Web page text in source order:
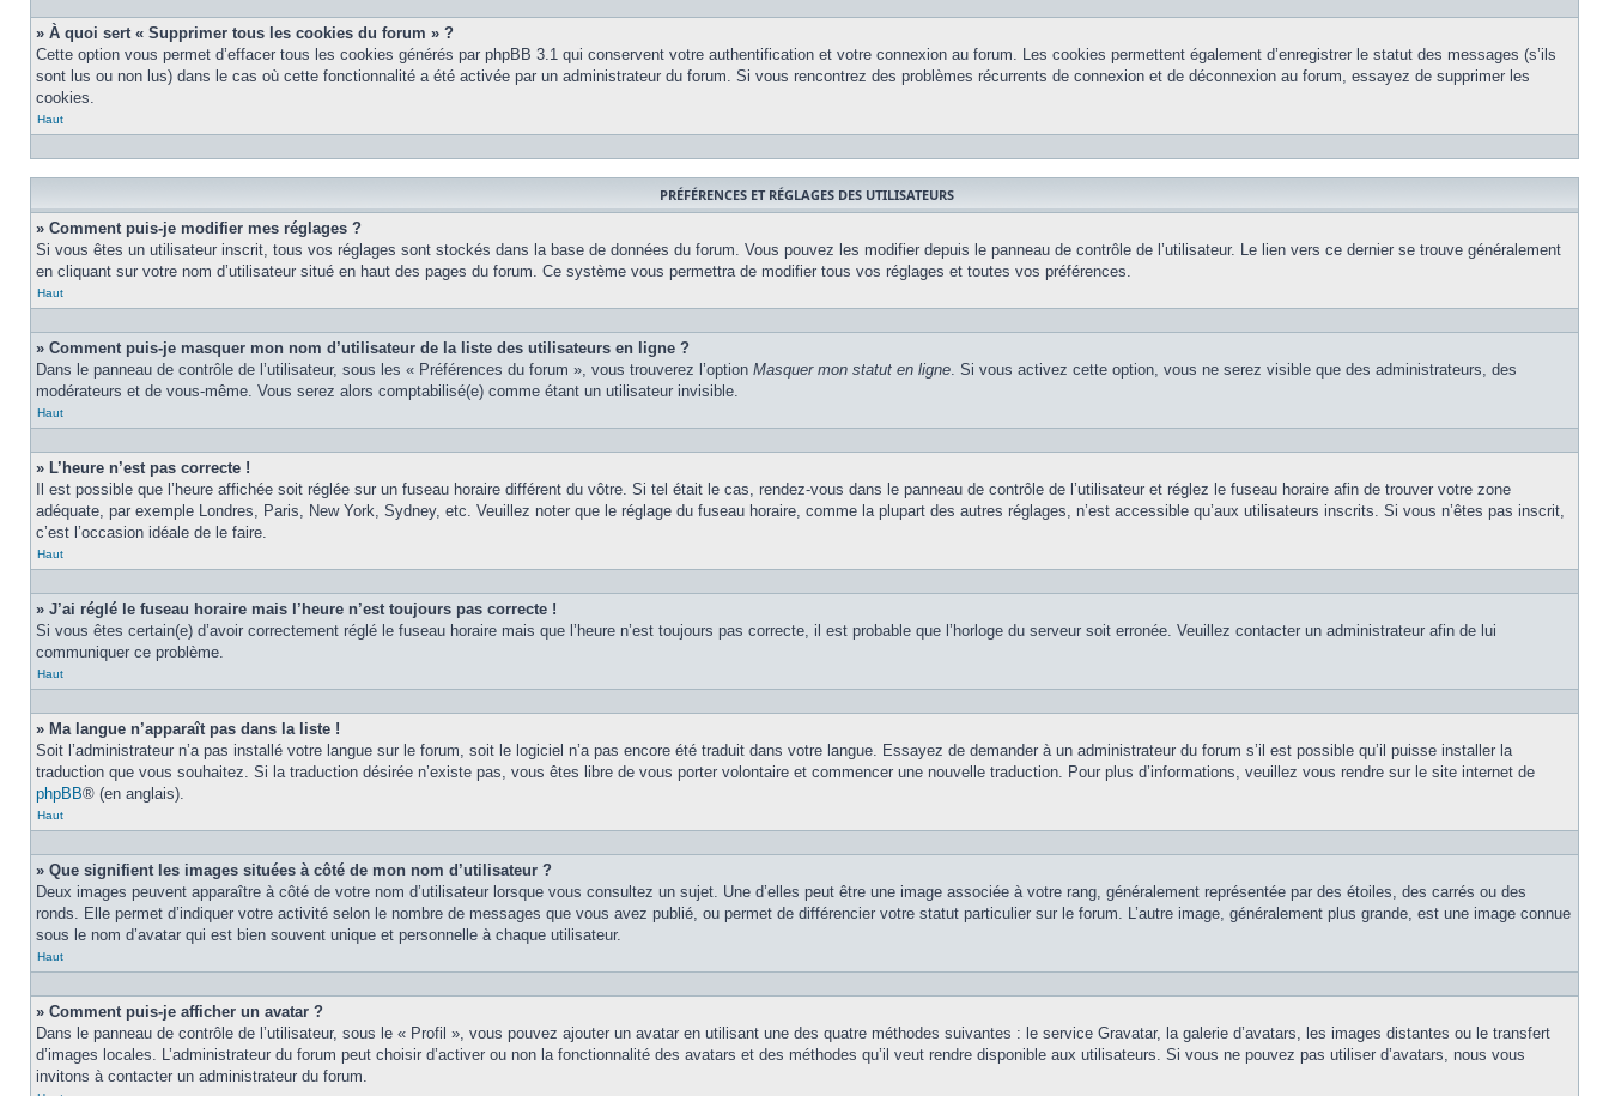
» À quoi sert « Supprimer tous les cookies du forum » ?
Cette option vous permet d’effacer tous les cookies générés par phpBB 3.1 qui conservent votre authentification et votre connexion au forum. Les cookies permettent également d’enregistrer le statut des messages (s’ils
sont lus ou non lus) dans le cas où cette fonctionnalité a été activée par un administrateur du forum. Si vous rencontrez des problèmes récurrents de connexion et de déconnexion au forum, essayez de supprimer les
cookies.
Haut
PRÉFÉRENCES ET RÉGLAGES DES UTILISATEURS
» Comment puis-je modifier mes réglages ?
Si vous êtes un utilisateur inscrit, tous vos réglages sont stockés dans la base de données du forum. Vous pouvez les modifier depuis le panneau de contrôle de l’utilisateur. Le lien vers ce dernier se trouve généralement
en cliquant sur votre nom d’utilisateur situé en haut des pages du forum. Ce système vous permettra de modifier tous vos réglages et toutes vos préférences.
Haut
» Comment puis-je masquer mon nom d’utilisateur de la liste des utilisateurs en ligne ?
Dans le panneau de contrôle de l’utilisateur, sous les « Préférences du forum », vous trouverez l’option Masquer mon statut en ligne. Si vous activez cette option, vous ne serez visible que des administrateurs, des
modérateurs et de vous-même. Vous serez alors comptabilisé(e) comme étant un utilisateur invisible.
Haut
» L’heure n’est pas correcte !
Il est possible que l’heure affichée soit réglée sur un fuseau horaire différent du vôtre. Si tel était le cas, rendez-vous dans le panneau de contrôle de l’utilisateur et réglez le fuseau horaire afin de trouver votre zone
adéquate, par exemple Londres, Paris, New York, Sydney, etc. Veuillez noter que le réglage du fuseau horaire, comme la plupart des autres réglages, n’est accessible qu’aux utilisateurs inscrits. Si vous n’êtes pas inscrit,
c’est l’occasion idéale de le faire.
Haut
» J’ai réglé le fuseau horaire mais l’heure n’est toujours pas correcte !
Si vous êtes certain(e) d’avoir correctement réglé le fuseau horaire mais que l’heure n’est toujours pas correcte, il est probable que l’horloge du serveur soit erronée. Veuillez contacter un administrateur afin de lui
communiquer ce problème.
Haut
» Ma langue n’apparaît pas dans la liste !
Soit l’administrateur n’a pas installé votre langue sur le forum, soit le logiciel n’a pas encore été traduit dans votre langue. Essayez de demander à un administrateur du forum s’il est possible qu’il puisse installer la
traduction que vous souhaitez. Si la traduction désirée n’existe pas, vous êtes libre de vous porter volontaire et commencer une nouvelle traduction. Pour plus d’informations, veuillez vous rendre sur le site internet de
phpBB® (en anglais).
Haut
» Que signifient les images situées à côté de mon nom d’utilisateur ?
Deux images peuvent apparaître à côté de votre nom d’utilisateur lorsque vous consultez un sujet. Une d’elles peut être une image associée à votre rang, généralement représentée par des étoiles, des carrés ou des
ronds. Elle permet d’indiquer votre activité selon le nombre de messages que vous avez publié, ou permet de différencier votre statut particulier sur le forum. L’autre image, généralement plus grande, est une image connue
sous le nom d’avatar qui est bien souvent unique et personnelle à chaque utilisateur.
Haut
» Comment puis-je afficher un avatar ?
Dans le panneau de contrôle de l’utilisateur, sous le « Profil », vous pouvez ajouter un avatar en utilisant une des quatre méthodes suivantes : le service Gravatar, la galerie d’avatars, les images distantes ou le transfert
d’images locales. L’administrateur du forum peut choisir d’activer ou non la fonctionnalité des avatars et des méthodes qu’il veut rendre disponible aux utilisateurs. Si vous ne pouvez pas utiliser d’avatars, nous vous
invitons à contacter un administrateur du forum.